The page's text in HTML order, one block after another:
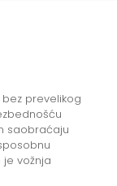
prevelikog
saobraćaju
vožnja